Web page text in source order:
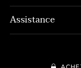
Assistance